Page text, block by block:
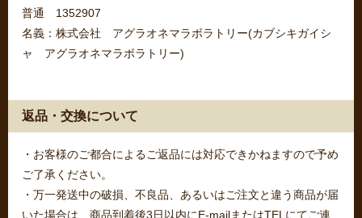
普通 1352907
名義：株式会社 アグラオネマラボラトリー(カブシキガイシ
ャ アグラオネマラボラトリー)
返品・交換について
・お客様のご都合によるご返品には対応できかねますので予め
ご了承ください。
・万一発送中の破損、不良品、あるいはご注文と違う商品が届
いた場合は、商品到着後3日以内にE-mailまたはTELにてご連